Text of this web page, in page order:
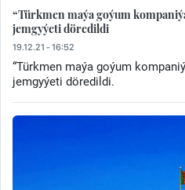
“Türkmen maýa goýum
jemgyýeti döredildi
19.12.21 - 16:52
“Türkmen maýa goýum
jemgyýeti döredildi.